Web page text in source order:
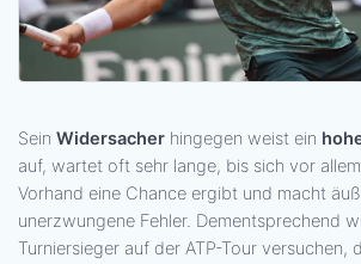
Sein Widersacher hingegen weist ein
auf, wartet oft sehr lange, bis sich vor
Vorhand eine Chance ergibt und macht
unerzwungene Fehler. Dementsprechend
Turniersieger auf der ATP-Tour versuchen,